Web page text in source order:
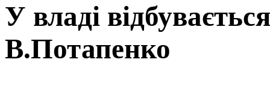
У владі
В.Потапенко